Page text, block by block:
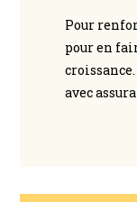
Pour
pour en
avec